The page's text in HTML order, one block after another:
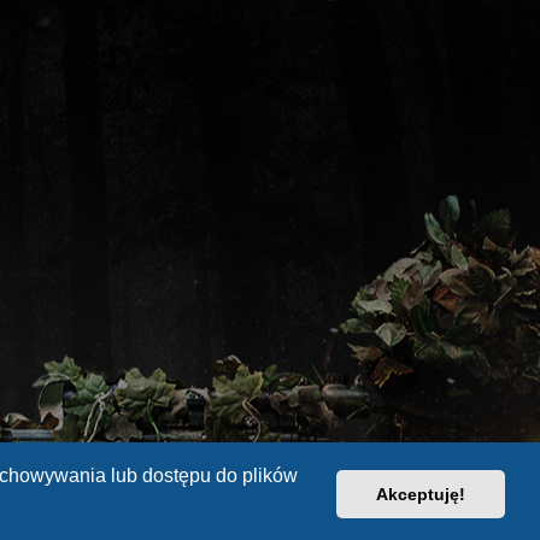
lub dostępu do plików
Akceptuję!
Strefa czasowa UTC+02:00